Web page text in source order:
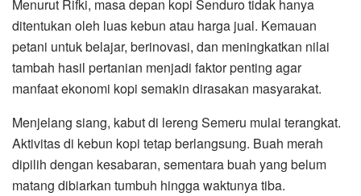
Menurut Rifki, masa depan kopi Senduro tidak hanya
ditentukan oleh luas kebun atau harga jual. Kemauan
petani untuk belajar, berinovasi, dan meningkatkan nilai
tambah hasil pertanian menjadi faktor penting agar
manfaat ekonomi kopi semakin dirasakan masyarakat.
Menjelang siang, kabut di lereng Semeru mulai terangkat.
Aktivitas di kebun kopi tetap berlangsung. Buah merah
dipilih dengan kesabaran, sementara buah yang belum
matang dibiarkan tumbuh hingga waktunya tiba.